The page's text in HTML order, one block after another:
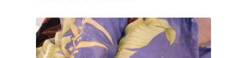
不過(個人認為)如果可以不用不織袋/用較環保包裝物料會更好